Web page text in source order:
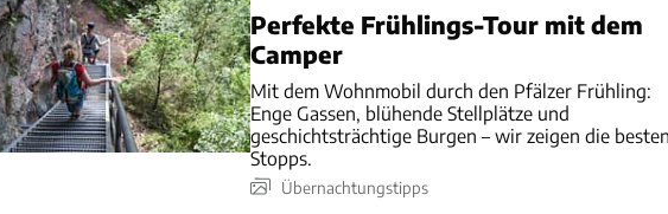
Perfekte Frühlings-Tour mit dem
Camper
Mit dem Wohnmobil durch den Pfälzer Frühling:
Enge Gassen, blühende Stellplätze und
geschichtsträchtige Burgen – wir zeigen die
Stopps.
Übernachtungstipps